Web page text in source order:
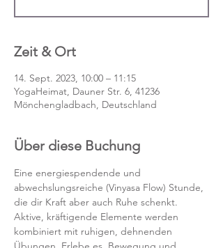
Zeit & Ort
14. Sept. 2023, 10:00 – 11:15
YogaHeimat, Dauner Str. 6, 41236
Mönchengladbach, Deutschland
Über diese Buchung
Eine energiespendende und
abwechslungsreiche (Vinyasa Flow) Stunde,
die dir Kraft aber auch Ruhe schenkt.
Aktive, kräftigende Elemente werden
kombiniert mit ruhigen, dehnenden